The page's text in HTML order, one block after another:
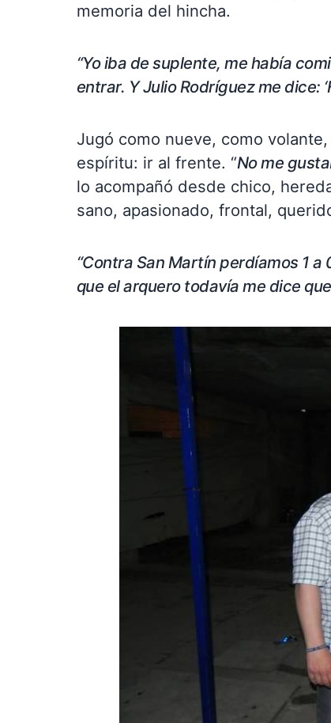
memoria del hincha.
“Yo iba de suplente, me había
entrar. Y Julio Rodríguez me dice:
Jugó como nueve, como
espíritu: ir al frente. “No me
lo acompañó desde chico,
sano, apasionado, frontal,
“Contra San Martín perdíamos 1
que el arquero todavía me dice